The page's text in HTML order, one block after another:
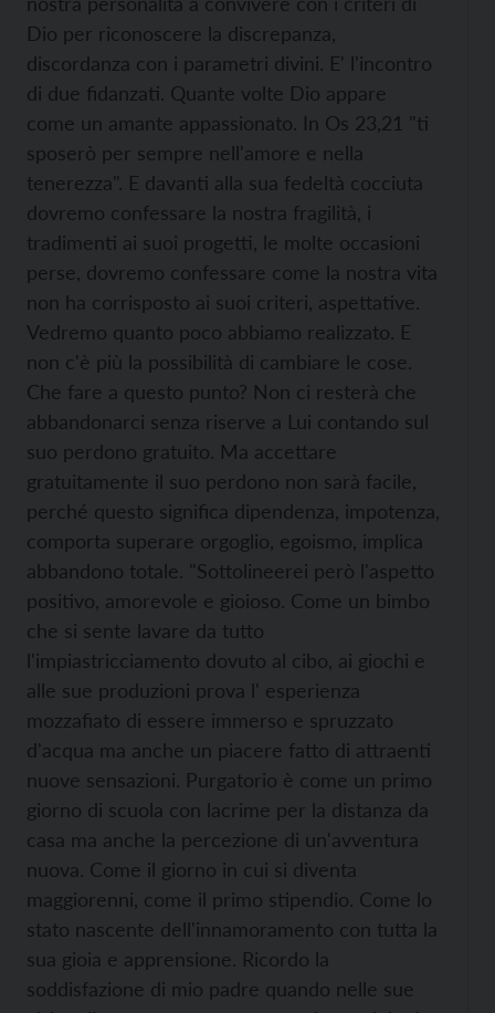
Dio per riconoscere la discrepanza,
discordanza con i parametri divini. E' l'incontro
di due fidanzati. Quante volte Dio appare
come un amante appassionato. In Os 23,21 "ti
sposerò per sempre nell'amore e nella
tenerezza". E davanti alla sua fedeltà cocciuta
dovremo confessare la nostra fragilità, i
tradimenti ai suoi progetti, le molte occasioni
perse, dovremo confessare come la nostra vita
non ha corrisposto ai suoi criteri, aspettative.
Vedremo quanto poco abbiamo realizzato. E
non c'è più la possibilità di cambiare le cose.
Che fare a questo punto? Non ci resterà che
abbandonarci senza riserve a Lui contando sul
suo perdono gratuito. Ma accettare
gratuitamente il suo perdono non sarà facile,
perché questo significa dipendenza, impotenza,
comporta superare orgoglio, egoismo, implica
abbandono totale. "Sottolineerei però l'aspetto
positivo, amorevole e gioioso. Come un bimbo
che si sente lavare da tutto
l'impiastricciamento dovuto al cibo, ai giochi e
alle sue produzioni prova l' esperienza
mozzafiato di essere immerso e spruzzato
d'acqua ma anche un piacere fatto di attraenti
nuove sensazioni. Purgatorio è come un primo
giorno di scuola con lacrime per la distanza da
casa ma anche la percezione di un'avventura
nuova. Come il giorno in cui si diventa
maggiorenni, come il primo stipendio. Come lo
stato nascente dell'innamoramento con tutta la
sua gioia e apprensione. Ricordo la
soddisfazione di mio padre quando nelle sue